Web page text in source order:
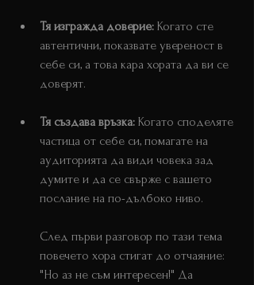
Тя изгражда доверие: Когато сте
автентични, показвате увереност в
себе си, а това кара хората да ви се
доверят.
Тя създава връзка: Когато споделяте
частица от себе си, помагате на
аудиторията да види човека зад
думите и да се свърже с вашето
послание на по-дълбоко ниво.
След първи разговор по тази тема
повечето хора стигат до отчаяние:
"Но аз не съм интересен!" Да